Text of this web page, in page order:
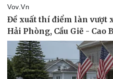
Sức khỏe
Dinh dưỡng - món ngon
Cây thuốc
Sản phụ khoa